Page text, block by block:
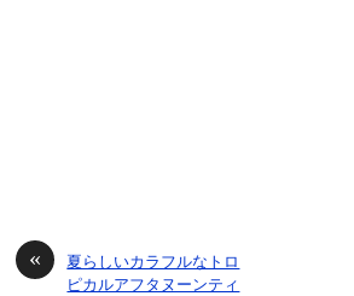
«
夏らしいカラフルなトロ
ピカルアフタヌーンティ